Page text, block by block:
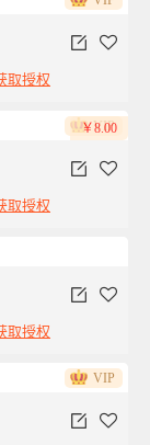
取授权
VIP
￥8.00
取授权
取授权
VIP